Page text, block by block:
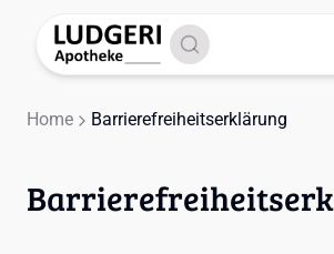
Home Barrierefreiheitserklärung